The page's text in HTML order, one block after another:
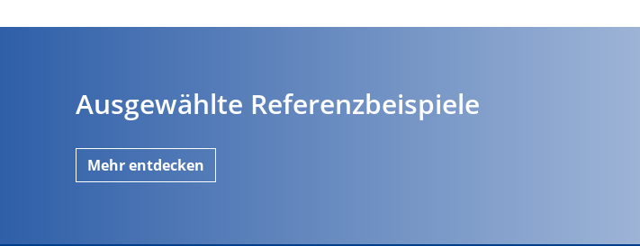
Ausgewählte Referenzbeispiele
Mehr entdecken